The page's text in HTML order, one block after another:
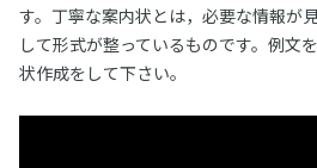
す。丁寧な案内状とは，必要な情報が
して形式が整っているものです。例文
状作成をして下さい。